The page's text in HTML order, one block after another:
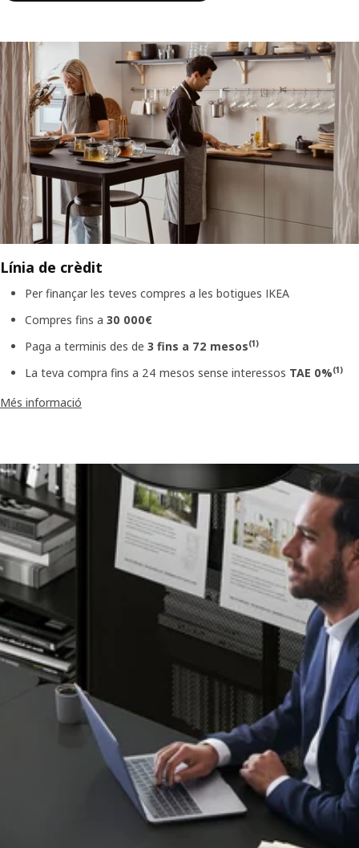
Línia de crèdit
Per finançar les teves compres a les botigues IKEA
Compres fins a 30 000€
Paga a terminis des de 3 fins a 72 mesos(1)
La teva compra fins a 24 mesos sense interessos TAE 0%(1)
Més informació